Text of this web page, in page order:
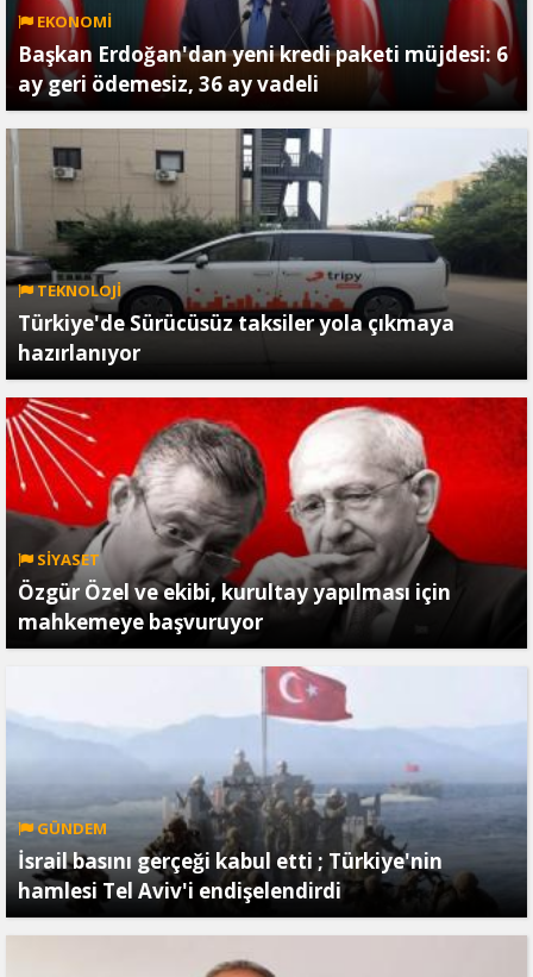
EKONOMİ
Başkan Erdoğan'dan yeni kredi paketi müjdesi: 6
ay geri ödemesiz, 36 ay vadeli
TEKNOLOJİ
Türkiye'de Sürücüsüz taksiler yola çıkmaya
hazırlanıyor
SİYASET
Özgür Özel ve ekibi, kurultay yapılması için
mahkemeye başvuruyor
GÜNDEM
İsrail basını gerçeği kabul etti ; Türkiye'nin
hamlesi Tel Aviv'i endişelendirdi